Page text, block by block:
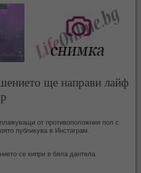
ще направи лайф
от противоположния пол с
публикува в Инстаграм.
се кипри в бяла дантела.